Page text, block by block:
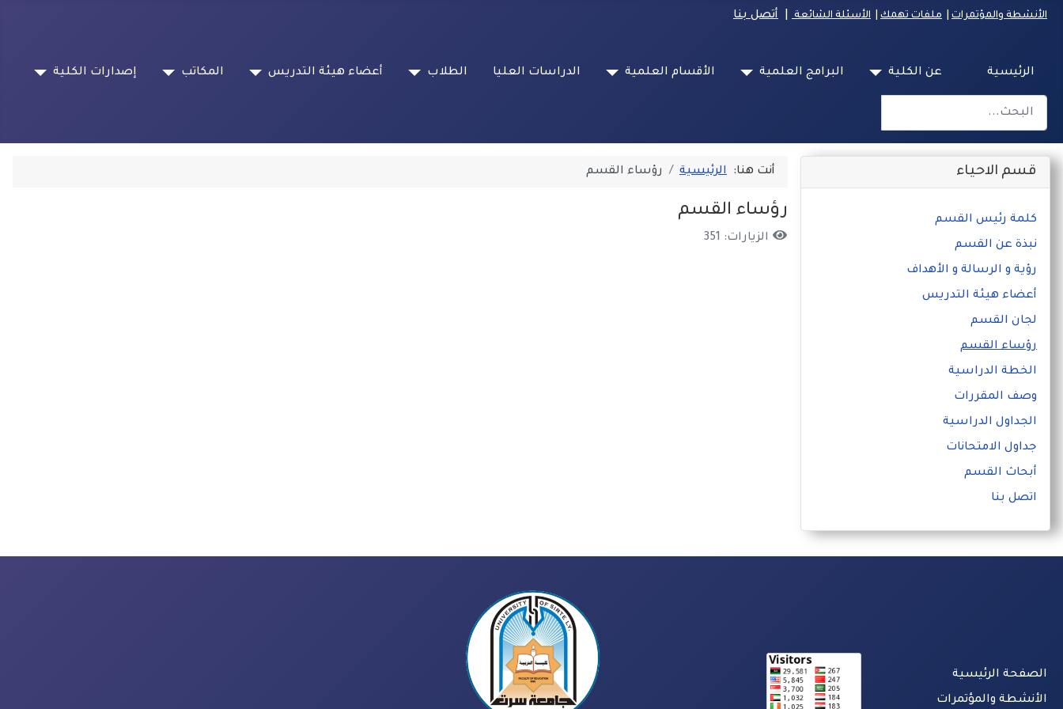
الأنشطة والمؤتمرات ملفات تهمك الأسئلة الشائعة أتصل بنا
الرئيسية عن الكلية البرامج العلمية الأقسام العلمية الدراسات العليا الطلاب أعضاء هيئة التدريس المكاتب إصدارات الكلية
قسم الاحياء
كلمة رئيس القسم
نبذة عن القسم
رؤية و الرسالة و الأهداف
أعضاء هيئة التدريس
لجان القسم
رؤساء القسم
الخطة الدراسية
وصف المقررات
الجداول الدراسية
جداول الامتحانات
أبحاث القسم
اتصل بنا
أنت هنا: الرئيسية رؤساء القسم
رؤساء القسم
الزيارات: 351
الصفحة الرئيسية
الأنشطة والمؤتمرات